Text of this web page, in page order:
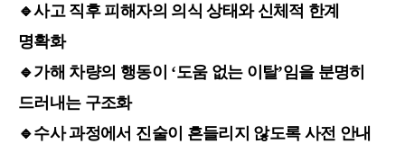
🔹사고 직후 피해자의 의식 상태와 신체적 한계
명확화
🔹가해 차량의 행동이 ‘도움 없는 이탈’임을 분명히
드러내는 구조화
🔹수사 과정에서 진술이 흔들리지 않도록 사전 안내